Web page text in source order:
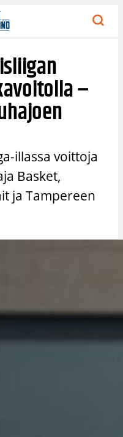
–
illassa voittoja
Basket,
ja Tampereen